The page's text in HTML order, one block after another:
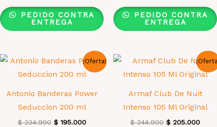
PEDIDO CONTRA
ENTREGA
PEDIDO CONTRA
ENTREGA
¡Oferta!
Antonio Banderas Power
Seduccion 200 ml
$234.900 El
$195.000El
Armaf Club De Nuit
Intenso 105 Ml Original
$244.900 El
$ 205.000El